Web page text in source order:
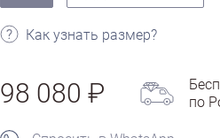
Как узнать размер?
98 080
по